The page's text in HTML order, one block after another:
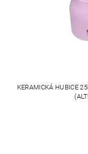
KERAMICKÁ HUBICE